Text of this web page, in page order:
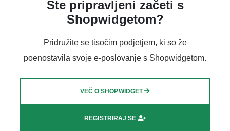
Ste pripravljeni začeti s
Shopwidgetom?
Pridružite se tisočim podjetjem, ki so že
poenostavila svoje e-poslovanje s Shopwidgetom.
VEČ O SHOPWIDGET
REGISTRIRAJ SE